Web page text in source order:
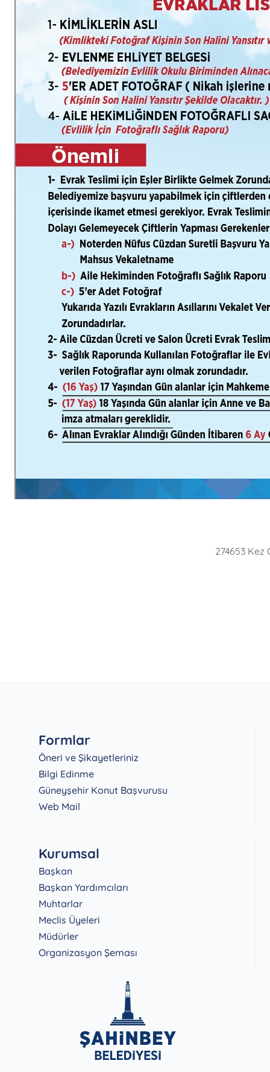
274653 Kez
Formlar
Öneri ve Şikayetleriniz
Bilgi Edinme
Güneyşehir Konut Başvurusu
Web Mail
Kurumsal
Başkan
Başkan Yardımcıları
Muhtarlar
Meclis Üyeleri
Müdürler
Organizasyon Şeması